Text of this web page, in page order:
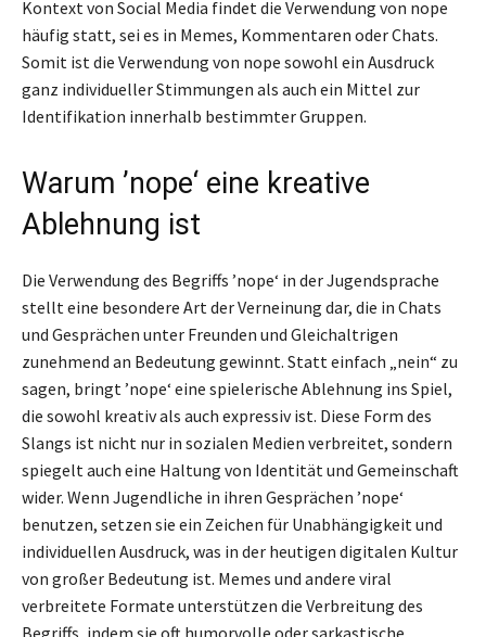
Kontext von Social Media findet die Verwendung von nope
häufig statt, sei es in Memes, Kommentaren oder Chats.
Somit ist die Verwendung von nope sowohl ein Ausdruck
ganz individueller Stimmungen als auch ein Mittel zur
Identifikation innerhalb bestimmter Gruppen.
Warum ’nope‘ eine kreative
Ablehnung ist
Die Verwendung des Begriffs ’nope‘ in der Jugendsprache
stellt eine besondere Art der Verneinung dar, die in Chats
und Gesprächen unter Freunden und Gleichaltrigen
zunehmend an Bedeutung gewinnt. Statt einfach „nein“ zu
sagen, bringt ’nope‘ eine spielerische Ablehnung ins Spiel,
die sowohl kreativ als auch expressiv ist. Diese Form des
Slangs ist nicht nur in sozialen Medien verbreitet, sondern
spiegelt auch eine Haltung von Identität und Gemeinschaft
wider. Wenn Jugendliche in ihren Gesprächen ’nope‘
benutzen, setzen sie ein Zeichen für Unabhängigkeit und
individuellen Ausdruck, was in der heutigen digitalen Kultur
von großer Bedeutung ist. Memes und andere viral
verbreitete Formate unterstützen die Verbreitung des
Begriffs, indem sie oft humorvolle oder sarkastische